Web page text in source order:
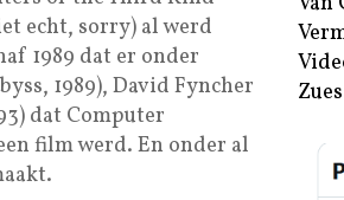
echt, sorry) al werd
1989 dat er onder
1989), David Fyncher
dat Computer
film werd. En onder al